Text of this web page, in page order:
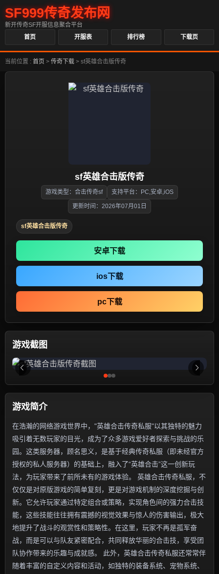
SF999传奇发布网
新开传奇SF开服信息聚合平台
首页
开服表 排行榜 下载页
当前位置 : 首页 > 传奇下载 > sf英雄合击版传奇
sf英雄合击版传奇
游戏类型：合击传奇sf 支持平台：PC,安卓,iOS
更新时间：2026年07月01日
sf英雄合击版传奇
安卓下载
ios下载
pc下载
游戏截图
游戏简介
在浩瀚的网络游戏世界中，"英雄合击传奇私服"以其独特的魅力
吸引着无数玩家的目光，成为了众多游戏爱好者探索与挑战的乐
园。这类服务器，顾名思义，是基于经典传奇私服（即未经官方
授权的私人服务器）的基础上，融入了“英雄合击”这一创新玩
法，为玩家带来了前所未有的游戏体验。 英雄合击传奇私服，不
仅仅是对原版游戏的简单复刻，更是对游戏机制的深度挖掘与创
新。它允许玩家通过特定组合或策略，实现角色间的强力合击技
能，这些技能往往拥有震撼的视觉效果与惊人的伤害输出，极大
地提升了战斗的观赏性和策略性。在这里，玩家不再是孤军奋
战，而是可以与队友紧密配合，共同释放华丽的合击技，享受团
队协作带来的乐趣与成就感。 此外，英雄合击传奇私服还常常伴
随着丰富的自定义内容和活动，如独特的装备系统、宠物系统、